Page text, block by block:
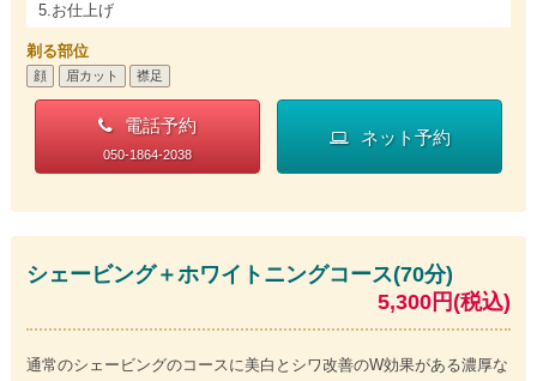
5.お仕上げ
剃る部位
顔 眉カット 襟足
電話予約
050-1864-2038
ネット予約
シェービング＋ホワイトニングコース(70分)
5,300円(税込)
通常のシェービングのコースに美白とシワ改善のW効果がある濃厚な